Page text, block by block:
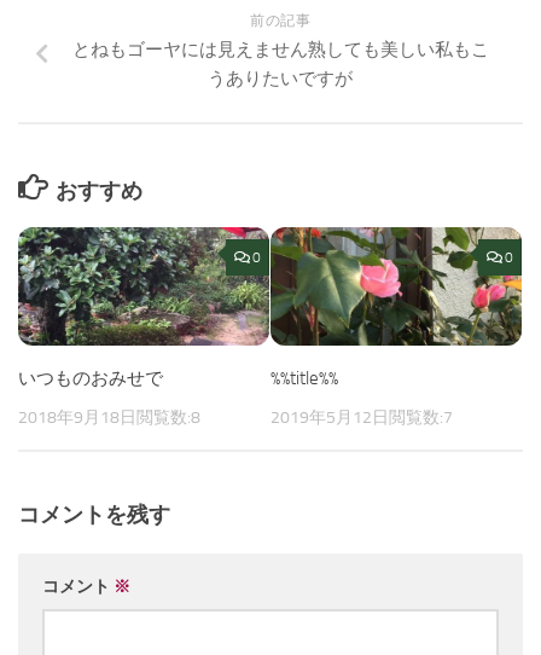
前の記事
とねもゴーヤには見えません熟しても美しい私もこ
うありたいですが
おすすめ
0
いつものおみせで
2018年9月18日 閲覧数:8
0
%%title%%
2019年5月12日 閲覧数:7
コメントを残す
コメント ※